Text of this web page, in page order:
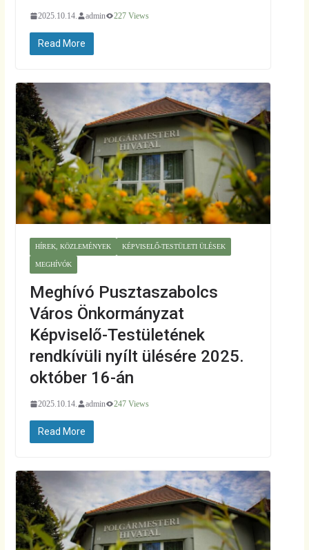
2025.10.14. admin 227 Views
Read More
HÍREK, KÖZLEMÉNYEK KÉPVISELŐ-TESTÜLETI ÜLÉSEK
MEGHÍVÓK
Meghívó Pusztaszabolcs
Város Önkormányzat
Képviselő-Testületének
rendkívüli nyílt ülésére 2025.
október 16-án
2025.10.14. admin 247 Views
Read More